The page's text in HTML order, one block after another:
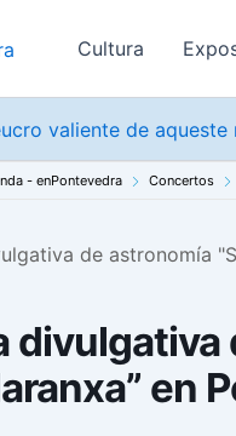
Cultura
valiente de
- enPontevedra Concertos
divulgativa
en